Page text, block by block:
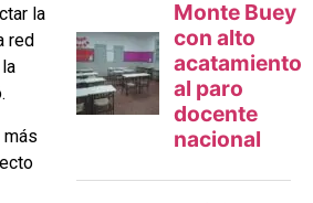
la
red